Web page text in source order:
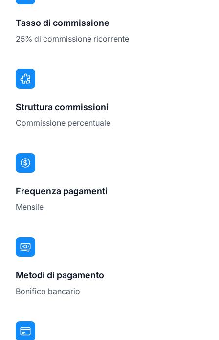
Tasso di commissione
25% di commissione ricorrente
Struttura commissioni
Commissione percentuale
Frequenza pagamenti
Mensile
Metodi di pagamento
Bonifico bancario